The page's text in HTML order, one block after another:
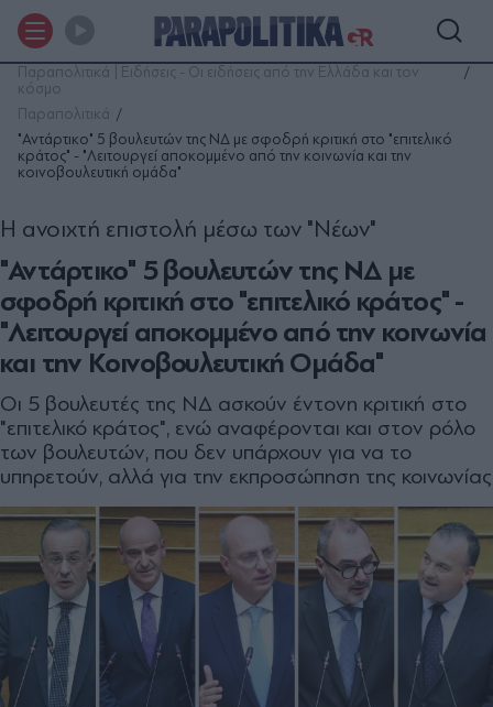
Παραπολιτικά | Ειδήσεις - Οι ειδήσεις από την Ελλάδα και τον
κόσμο
Παραπολιτικά
"Αντάρτικο" 5 βουλευτών της ΝΔ με σφοδρή κριτική στο "επιτελικό
κράτος" - "Λειτουργεί αποκομμένο από την κοινωνία και την
κοινοβουλευτική ομάδα"
"Αντάρτικο" 5 βουλευτών της ΝΔ με
σφοδρή κριτική στο "επιτελικό κράτος" -
"Λειτουργεί αποκομμένο από την κοινωνία
και την Κοινοβουλευτική Ομάδα"
Η ανοιχτή επιστολή μέσω των "Νέων"
Οι 5 βουλευτές της ΝΔ ασκούν έντονη κριτική στο
"επιτελικό κράτος", ενώ αναφέρονται και στον ρόλο
των βουλευτών, που δεν υπάρχουν για να το
υπηρετούν, αλλά για την εκπροσώπηση της κοινωνίας